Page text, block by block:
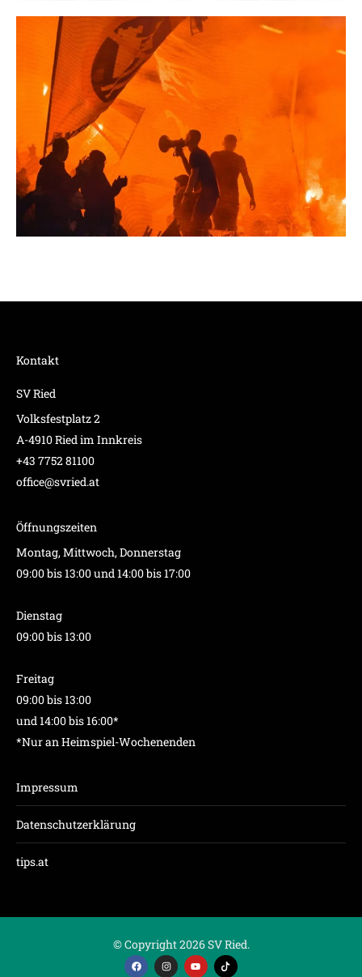
Kontakt
SV Ried
Volksfestplatz 2
A-4910 Ried im Innkreis
+43 7752 81100
office@svried.at
Öffnungszeiten
Montag, Mittwoch, Donnerstag
09:00 bis 13:00 und 14:00 bis 17:00
Dienstag
09:00 bis 13:00
Freitag
09:00 bis 13:00
und 14:00 bis 16:00*
*Nur an Heimspiel-Wochenenden
Impressum
Datenschutzerklärung
tips.at
© Copyright 2026 SV Ried.